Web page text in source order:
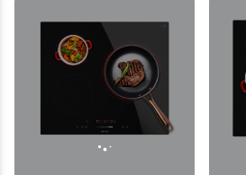
Heating.